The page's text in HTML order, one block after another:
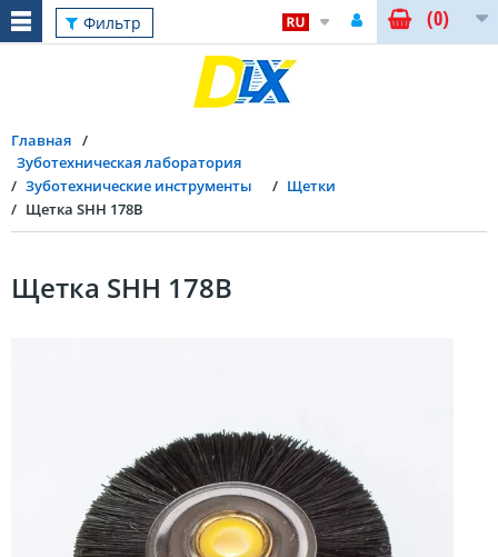
Фильтр (0)
Главная
Зуботехническая лаборатория
Зуботехнические инструменты
Щетки
Щетка SHH 178B
Щетка SHH 178B